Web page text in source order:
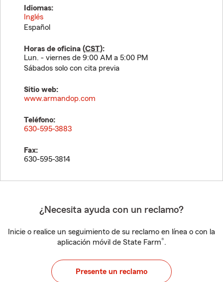
Idiomas:
Inglés
Español
Horas de oficina (CST):
Lun. - viernes de 9:00 AM a 5:00 PM
Sábados solo con cita previa
Sitio web:
www.armandop.com
Teléfono:
630-595-3883
Fax:
630-595-3814
¿Necesita ayuda con un reclamo?
Inicie o realice un seguimiento de su reclamo en línea o con la
aplicación móvil de State Farm®.
Presente un reclamo